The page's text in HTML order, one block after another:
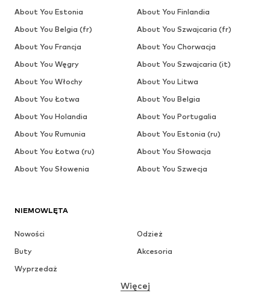
NIEMOWLĘTA
Nowości
Odzież
Buty
Akcesoria
Wyprzedaż
Więcej
About You Estonia
About You Finlandia
About You Belgia (fr)
About You Szwajcaria (fr)
About You Francja
About You Chorwacja
About You Węgry
About You Szwajcaria (it)
About You Włochy
About You Litwa
About You Łotwa
About You Belgia
About You Holandia
About You Portugalia
About You Rumunia
About You Estonia (ru)
About You Łotwa (ru)
About You Słowacja
About You Słowenia
About You Szwecja